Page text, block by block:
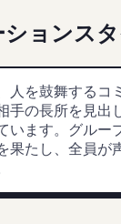
ションス
人を鼓舞するコ
手の長所を見出
います。グルー
果たし、全員が